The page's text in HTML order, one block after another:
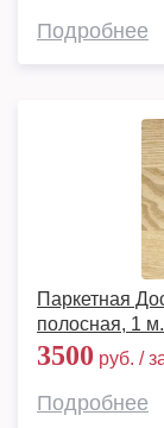
Подробнее
Паркетная
полосная, 1
3500 руб. /
Подробнее